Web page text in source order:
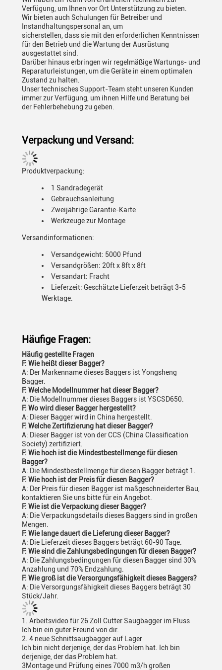
Verfügung, um Ihnen vor Ort Unterstützung zu bieten.
Wir bieten auch Schulungen für Betreiber und
Instandhaltungspersonal an, um
sicherstellen, dass sie mit den erforderlichen Kenntnissen
für den Betrieb und die Wartung der Ausrüstung
ausgestattet sind.
Darüber hinaus erbringen wir regelmäßige Wartungs- und
Reparaturleistungen, um die Geräte in einem optimalen
Zustand zu halten.
Unser technisches Support-Team steht unseren Kunden
immer zur Verfügung, um ihnen Hilfe und Beratung bei
der Fehlerbehebung zu geben.
Verpackung und Versand:
Produktverpackung:
1 Sandradegerät
Gebrauchsanleitung
Zweijährige Garantie-Karte
Werkzeuge zur Montage
Versandinformationen:
Versandgewicht: 5000 Pfund
Versandgrößen: 20ft x 8ft x 8ft
Versandart: Fracht
Lieferzeit: Geschätzte Lieferzeit beträgt 3-5
Werktage.
Häufige Fragen:
Häufig gestellte Fragen
F: Wie heißt dieser Bagger?
A: Der Markenname dieses Baggers ist Yongsheng
Bagger.
F: Welche Modellnummer hat dieser Bagger?
A: Die Modellnummer dieses Baggers ist YSCSD650.
F: Wo wird dieser Bagger hergestellt?
A: Dieser Bagger wird in China hergestellt.
F: Welche Zertifizierung hat dieser Bagger?
A: Dieser Bagger ist von der CCS (China Classification
Society) zertifiziert.
F: Wie hoch ist die Mindestbestellmenge für diesen
Bagger?
A: Die Mindestbestellmenge für diesen Bagger beträgt 1.
F: Wie hoch ist der Preis für diesen Bagger?
A: Der Preis für diesen Bagger ist maßgeschneiderter Bau,
kontaktieren Sie uns bitte für ein Angebot.
F: Wie ist die Verpackung dieser Bagger?
A: Die Verpackungsdetails dieses Baggers sind in großen
Mengen.
F: Wie lange dauert die Lieferung dieser Bagger?
A: Die Lieferzeit dieses Baggers beträgt 60-90 Tage.
F: Wie sind die Zahlungsbedingungen für diesen Bagger?
A: Die Zahlungsbedingungen für diesen Bagger sind 30%
Anzahlung und 70% Endzahlung.
F: Wie groß ist die Versorgungsfähigkeit dieses Baggers?
A: Die Versorgungsfähigkeit dieses Baggers beträgt 30
Stück/Jahr.
1. Arbeitsvideo für 26 Zoll Cutter Saugbagger im Fluss
Ich bin ein guter Freund von dir.
2. 4 neue Schnittsaugbagger auf Lager
Ich bin nicht derjenige, der das Problem hat. Ich bin
derjenige, der das Problem hat.
3Montage und Prüfung eines 7000 m3/h großen